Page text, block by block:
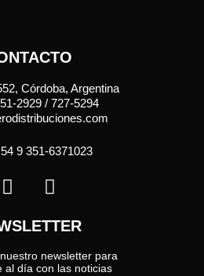
Córdoba, Argentina
2929 / 727-5294
9 351-6371023
newsletter para
al día con las noticias